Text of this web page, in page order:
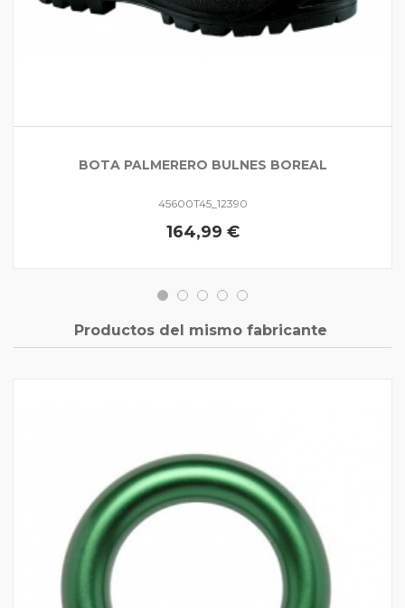
BOTA PALMERERO BULNES BOREAL
45600T45_12390
164,99 €
Productos del mismo fabricante